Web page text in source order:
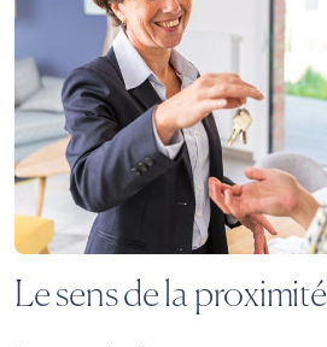
Le sens de la proximité